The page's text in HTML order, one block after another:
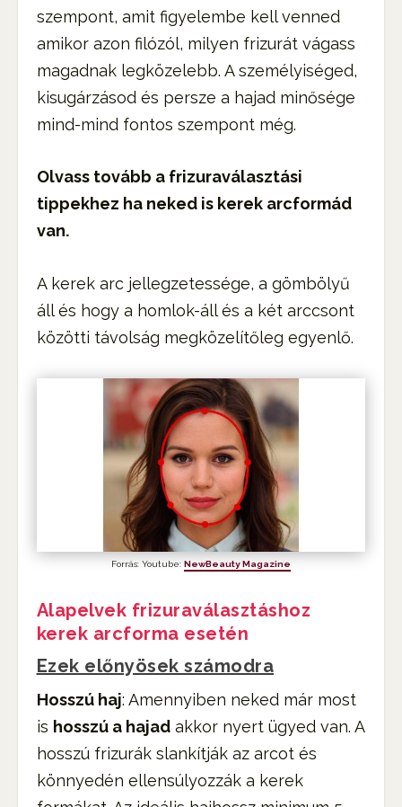
szempont, amit figyelembe kell venned
amikor azon filózól, milyen frizurát vágass
magadnak legközelebb. A személyiséged,
kisugárzásod és persze a hajad minősége
mind-mind fontos szempont még.
Olvass tovább a frizuraválasztási
tippekhez ha neked is kerek arcformád
van.
A kerek arc jellegzetessége, a gömbölyű
áll és hogy a homlok-áll és a két arccsont
közötti távolság megközelítőleg egyenlő.
Forrás: Youtube: NewBeauty Magazine
Alapelvek frizuraválasztáshoz
kerek arcforma esetén
Ezek előnyösek számodra
Hosszú haj: Amennyiben neked már most
is hosszú a hajadakkor nyert ügyed van. A
hosszú frizurák slankítják az arcot és
könnyedén ellensúlyozzák a kerek